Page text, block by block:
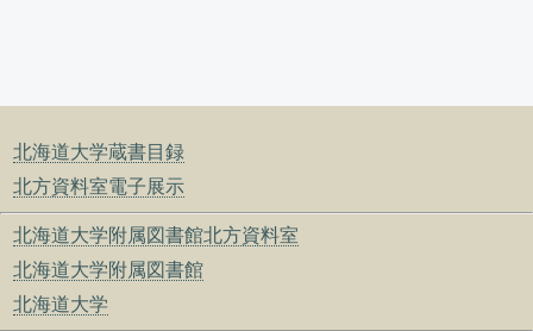
北海道大学蔵書目録
北方資料室電子展示
北海道大学附属図書館北方資料室
北海道大学附属図書館
北海道大学